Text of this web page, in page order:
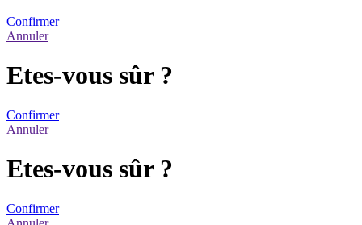
Confirmer
Annuler
Etes-vous sûr ?
Confirmer
Annuler
Etes-vous sûr ?
Confirmer